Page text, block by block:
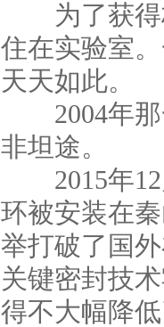
为了获得
住在实验室
天天如此。
2004年那
非坦途。
2015年12
环被安装在
举打破了国
关键密封技
得不大幅降